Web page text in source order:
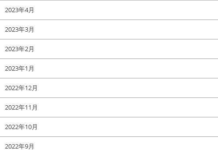
2023年4月
2023年3月
2023年2月
2023年1月
2022年12月
2022年11月
2022年10月
2022年9月